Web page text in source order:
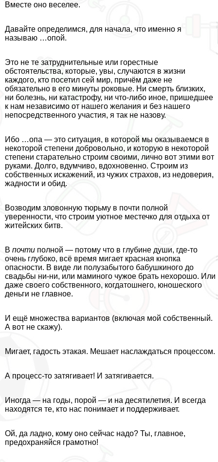
Вместе оно веселее.
Давайте определимся, для начала, что именно я
называю …опой.
Это не те затруднительные или горестные
обстоятельства, которые, увы, случаются в жизни
каждого, кто посетил сей мир, причём даже не
обязательно в его минуты роковые. Ни cмepть близких,
ни болезнь, ни катастрофу, ни что-либо иное, пришедшее
к нам независимо от нашего желания и без нашего
непосредственного участия, я так не назову.
Ибо …опа — это ситуация, в которой мы оказываемся в
некоторой степени добровольно, и которую в некоторой
степени старательно строим своими, лично вот этими вот
руками. Долго, вдумчиво, вдохновенно. Строим из
собственных искажений, из чужих страхов, из недоверия,
жадности и обид.
Возводим зловонную тюрьму в почти полной
уверенности, что строим уютное местечко для отдыха от
житейских битв.
В почти полной — потому что в глубине души, где-то
очень глубоко, всё время мигает красная кнопка
опасности. В виде ли полузабытого бабушкиного до
свадьбы ни-ни, или маминого чужое брать нехорошо. Или
даже своего собственного, когдатошнего, юношеского
деньги не главное.
И ещё множества вариантов (включая мой собственный.
А вот не скажу).
Мигает, гадость этакая. Мешает наслаждаться процессом.
А процесс-то затягивает! И затягивается.
Иногда — на годы, порой — и на десятилетия. И всегда
находятся те, кто нас понимает и поддерживает.
Ой, да ладно, кому оно сейчас надо? Ты, главное,
пpeдoxpaняйся грамотно!